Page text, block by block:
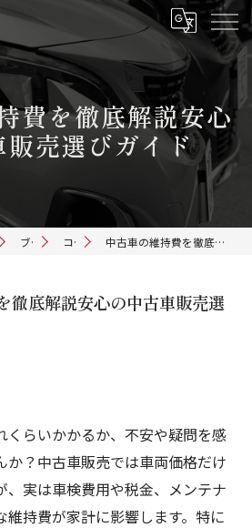
費を徹底解説安心
販売選びガイド
ブログ コラム 中古車の維持費を徹底解説安心の中古車販売選びガイド
徹底解説安心の中古車販売選
くらいかかるか、不安や疑問を感
か？中古車販売では車両価格だけ
、実は車検費用や税金、メンテナ
維持費が家計に影響します。特に